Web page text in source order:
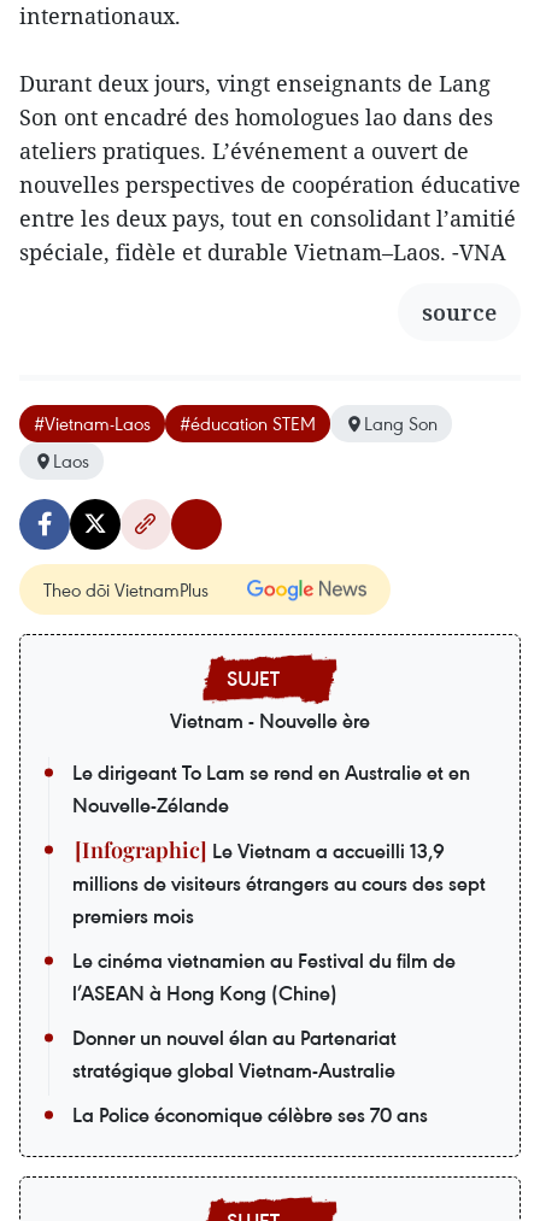
internationaux.
Durant deux jours, vingt enseignants de Lang
Son ont encadré des homologues lao dans des
ateliers pratiques. L’événement a ouvert de
nouvelles perspectives de coopération éducative
entre les deux pays, tout en consolidant l’amitié
spéciale, fidèle et durable Vietnam–Laos. -VNA
source
#Vietnam-Laos #éducation STEM
Lang Son
Laos
Theo dõi VietnamPlus
Vietnam - Nouvelle ère
Le dirigeant To Lam se rend en Australie et en
Nouvelle-Zélande
Le Vietnam a accueilli 13,9
millions de visiteurs étrangers au cours des sept
premiers mois
Le cinéma vietnamien au Festival du film de
l’ASEAN à Hong Kong (Chine)
Donner un nouvel élan au Partenariat
stratégique global Vietnam-Australie
La Police économique célèbre ses 70 ans